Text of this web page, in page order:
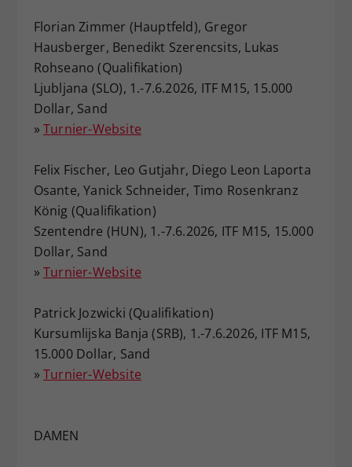
Florian Zimmer (Hauptfeld), Gregor
Hausberger, Benedikt Szerencsits, Lukas
Rohseano (Qualifikation)
Ljubljana (SLO), 1.-7.6.2026, ITF M15, 15.000
Dollar, Sand
» Turnier-Website
Felix Fischer, Leo Gutjahr, Diego Leon Laporta
Osante, Yanick Schneider, Timo Rosenkranz
König (Qualifikation)
Szentendre (HUN), 1.-7.6.2026, ITF M15, 15.000
Dollar, Sand
» Turnier-Website
Patrick Jozwicki (Qualifikation)
Kursumlijska Banja (SRB), 1.-7.6.2026, ITF M15,
15.000 Dollar, Sand
» Turnier-Website
DAMEN